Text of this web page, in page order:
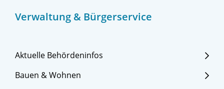
Verwaltung & Bürgerservice
Aktuelle Behördeninfos
Bauen & Wohnen